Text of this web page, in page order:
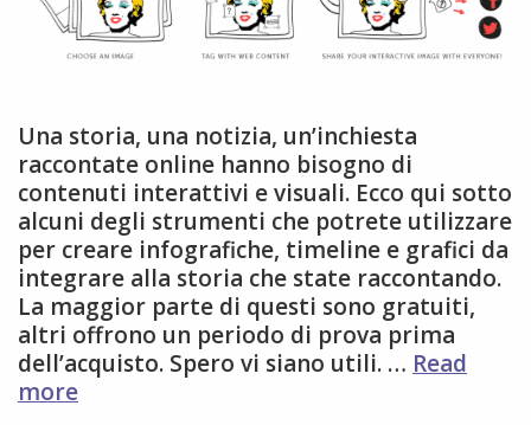
Una storia, una notizia, un’inchiesta
raccontate online hanno bisogno di
contenuti interattivi e visuali. Ecco qui sotto
alcuni degli strumenti che potrete utilizzare
per creare infografiche, timeline e grafici da
integrare alla storia che state raccontando.
La maggior parte di questi sono gratuiti,
altri offrono un periodo di prova prima
dell’acquisto. Spero vi siano utili. … Read
more7